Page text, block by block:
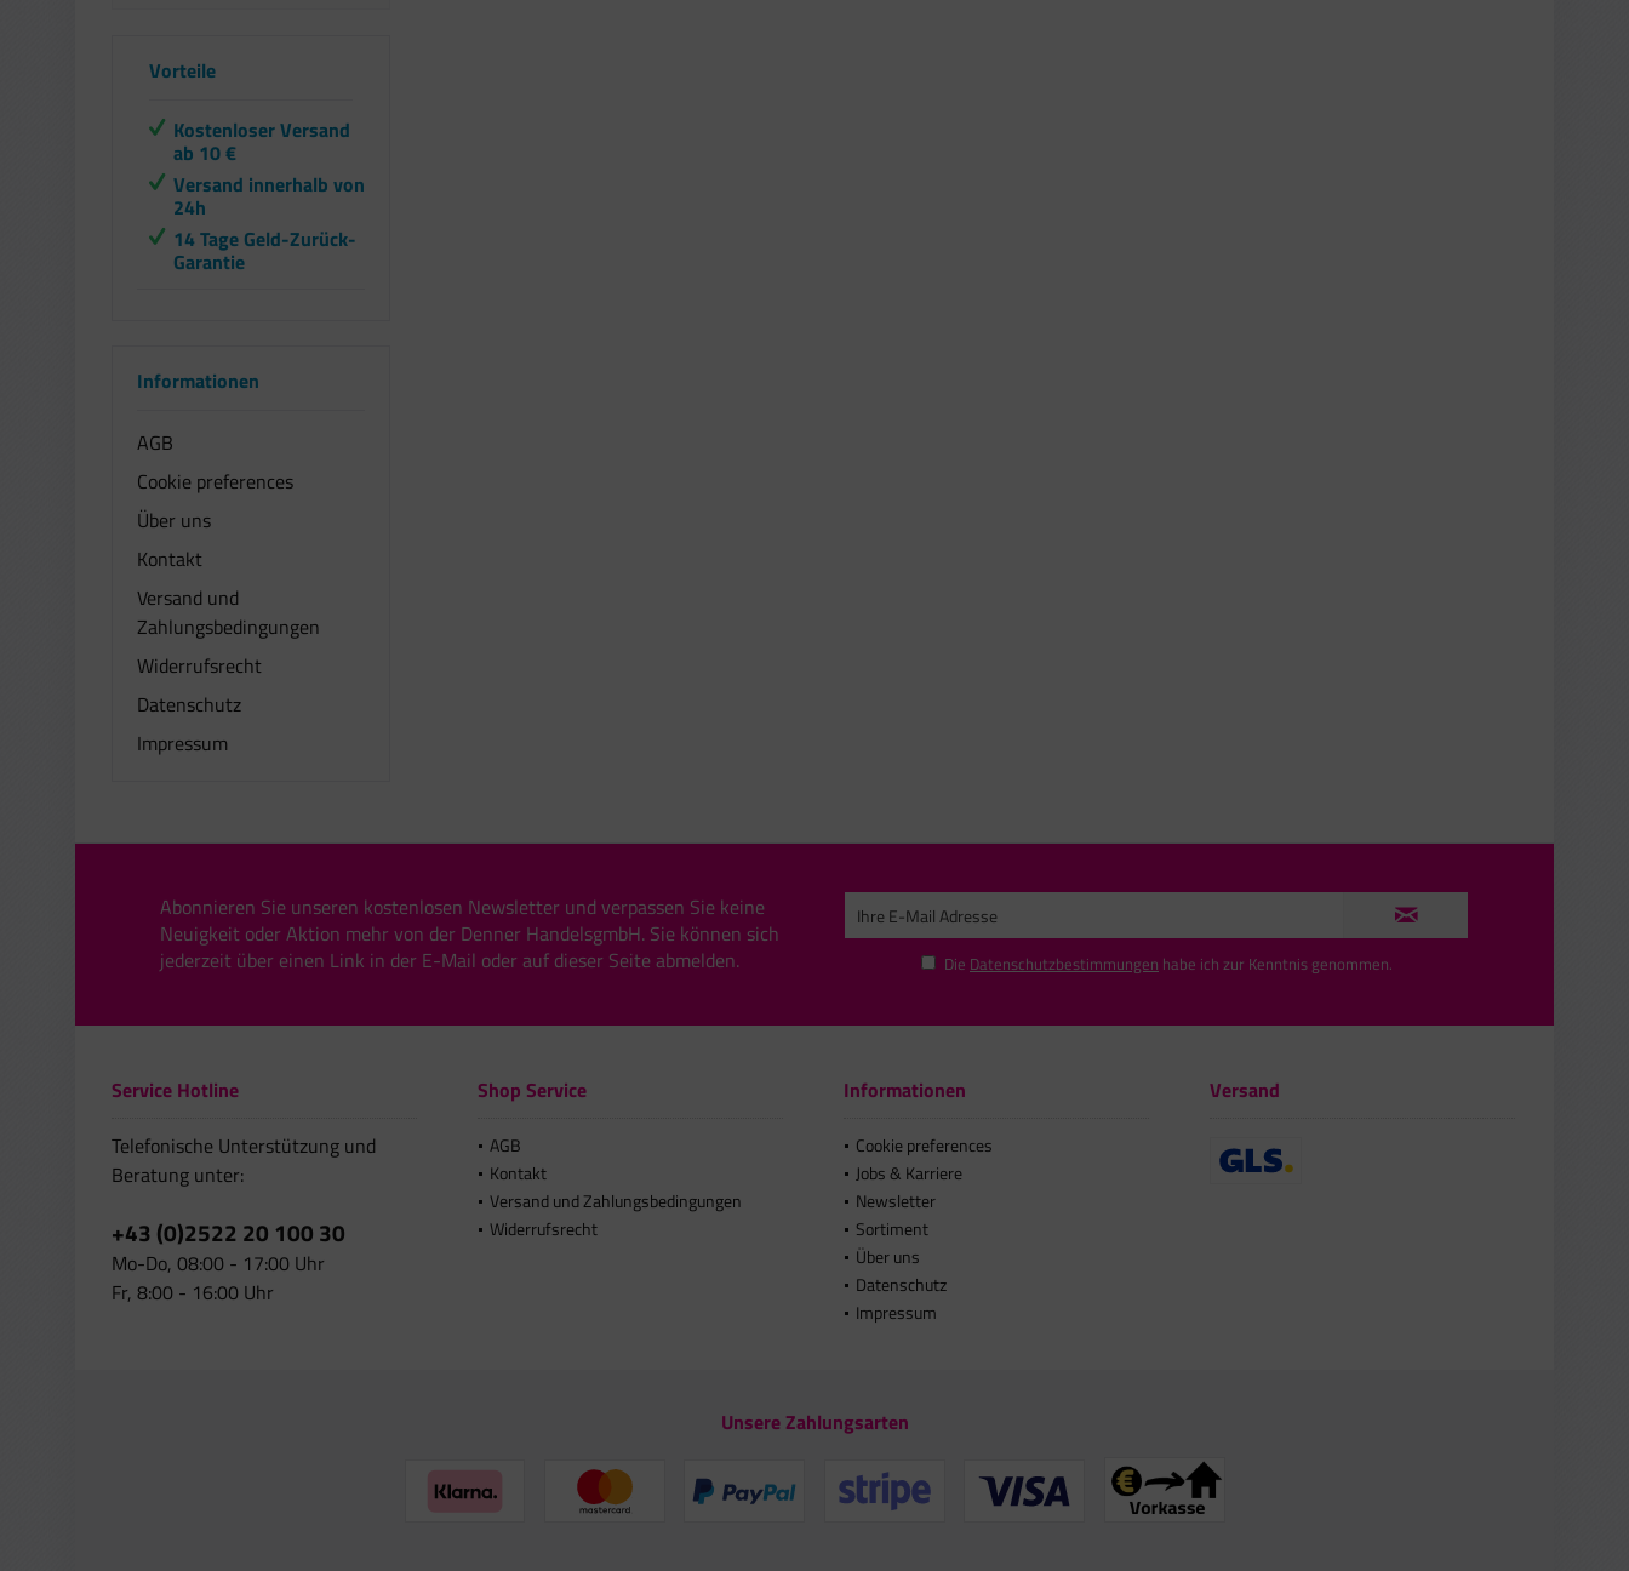
Vorteile
Kostenloser Versand
ab 10 €
Versand innerhalb von
24h
14 Tage Geld-Zurück-
Garantie
Informationen
AGB
Cookie preferences
Über uns
Kontakt
Versand und
Zahlungsbedingungen
Widerrufsrecht
Datenschutz
Impressum
Abonnieren Sie unseren kostenlosen Newsletter und verpassen Sie keine
Neuigkeit oder Aktion mehr von der Denner HandelsgmbH. Sie können sich
jederzeit über einen Link in der E-Mail oder auf dieser Seite abmelden.
Die Datenschutzbestimmungen habe ich zur Kenntnis genommen.
Service Hotline
Telefonische Unterstützung und
Beratung unter:
+43 (0)2522 20 100 30
Mo-Do, 08:00 - 17:00 Uhr
Fr, 8:00 - 16:00 Uhr
Shop Service
AGB
Kontakt
Versand und Zahlungsbedingungen
Widerrufsrecht
Informationen
Cookie preferences
Jobs & Karriere
Newsletter
Sortiment
Über uns
Datenschutz
Impressum
Versand
Unsere Zahlungsarten